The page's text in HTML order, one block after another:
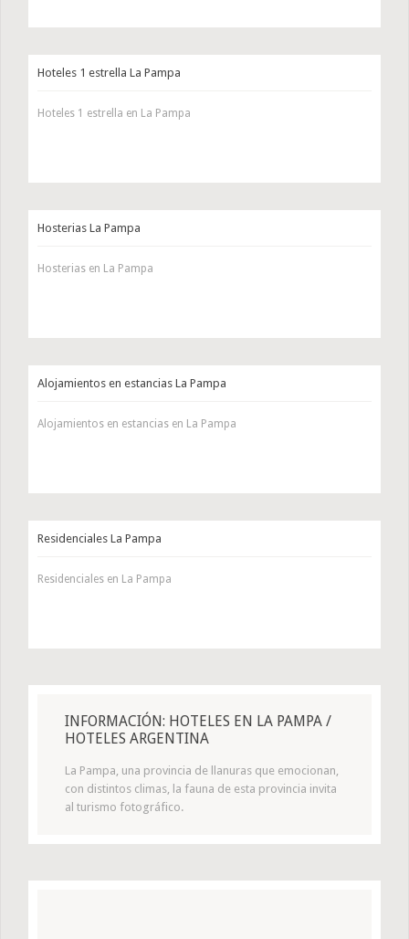
Hoteles 1 estrella La Pampa
Hoteles 1 estrella en La Pampa
Hosterias La Pampa
Hosterias en La Pampa
Alojamientos en estancias La Pampa
Alojamientos en estancias en La Pampa
Residenciales La Pampa
Residenciales en La Pampa
INFORMACIÓN: HOTELES EN LA PAMPA /
HOTELES ARGENTINA
La Pampa, una provincia de llanuras que emocionan,
con distintos climas, la fauna de esta provincia invita
al turismo fotográfico.